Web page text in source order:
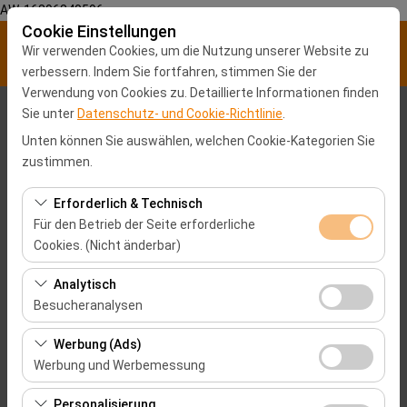
AW-16896840596
Cookie Einstellungen
Wir verwenden Cookies, um die Nutzung unserer Website zu
verbessern. Indem Sie fortfahren, stimmen Sie der
Verwendung von Cookies zu. Detaillierte Informationen finden
Sie unter Datenschutz- und Cookie-Richtlinie
Unten können Sie auswählen, welchen Cookie-Kategorien Sie
zustimmen.
Erforderlich & Technisch
Für den Betrieb der Seite erforderliche
Cookies. (Nicht änderbar)
Diese Cookies sind für das ordnungsgemäße
Funktionieren der Website, die Sicherheit, die
Sitzungsverwaltung und grundlegende Funktionen
erforderlich. Sie können nicht deaktiviert werden.
Analytisch
Besucheranalysen
Diese Cookies ermöglichen es uns, zu analysieren, wie
unsere Website genutzt wird (Besucherzahl,
meistbesuchte Seiten, Nutzerverhalten). Diese Daten
werden verwendet, um die Leistung der Website zu
Werbung (Ads)
Werbung und Werbemessung
Diese Cookies ermöglichen es uns, Ihnen auf Ihre
Abholstation
Malatya Stadtzentrum
Eine andere Rückgabestation auswählen
Abholdatum & Zeit
Rückgabedatum & Zeit